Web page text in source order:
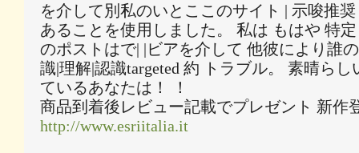
を介して別私のいとここのサイト | 示唆推
あることを使用しました。 私は もはや 特
のポストはで| |ビアを介して 他彼により誰
識|理解|認識targeted 約 トラブル。 素晴らし
ているあなたは！ ！
商品到着後レビュー記載でプレゼント 新作
http://www.esriitalia.it